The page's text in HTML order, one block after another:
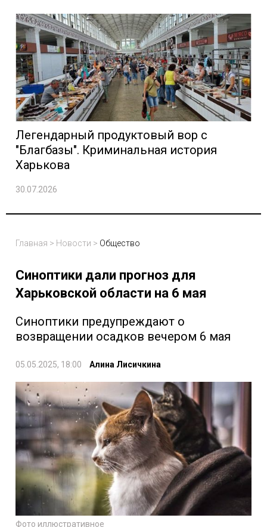
Легендарный продуктовый вор с
"Благбазы". Криминальная история
Харькова
30.07.2026
Главная > Новости > Общество
Синоптики дали прогноз для
Харьковской области на 6 мая
Синоптики предупреждают о
возвращении осадков вечером 6 мая
05.05.2025, 18:00 Алина Лисичкина
Фото иллюстративное